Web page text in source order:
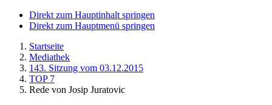
Direkt zum Hauptinhalt springen
Direkt zum Hauptmenü springen
Startseite
Mediathek
143. Sitzung vom 03.12.2015
TOP 7
Rede von Josip Juratovic